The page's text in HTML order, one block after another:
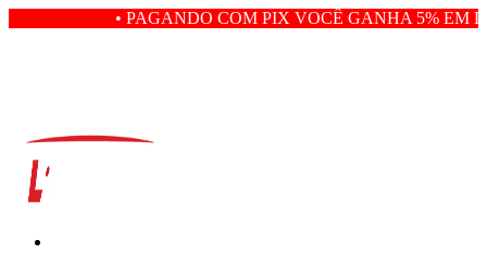
• PAGANDO COM PIX VOCÊ GANHA 5% EM